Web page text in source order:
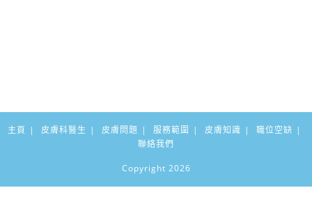
主頁 皮膚科醫生 皮膚問題 服務範圍 皮膚知識
職位空缺
聯絡我們
Copyright 2026